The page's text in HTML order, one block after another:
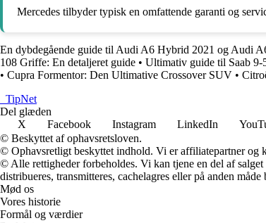
Mercedes tilbyder typisk en omfattende garanti og
En dybdegående guide til Audi A6 Hybrid 2021 og Audi
108 Griffe: En detaljeret guide • Ultimativ guide til Saab 9-
• Cupra Formentor: Den Ultimative Crossover SUV •
TipNet
Del glæden
X
Facebook Instagram LinkedIn
© Beskyttet af ophavsretsloven.
© Ophavsretligt beskyttet indhold. Vi er affiliatepartner og
© Alle rettigheder forbeholdes. Vi kan tjene en del af
distribueres, transmitteres, cachelagres eller på anden
Mød os
Vores historie
Formål og værdier